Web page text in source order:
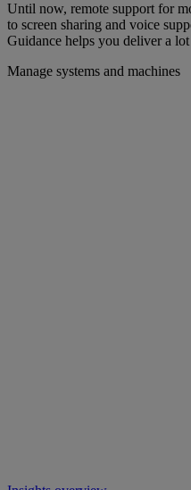
Until now, remote support for
to screen sharing and voice
Guidance helps you deliver a
Manage systems and machines